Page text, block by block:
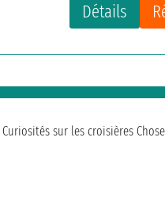
Détails
Curiosités sur les croisières